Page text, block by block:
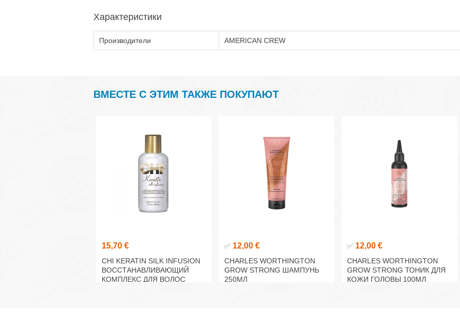
Характеристики
Производители AMERICAN CREW
ВМЕСТЕ С ЭТИМ ТАКЖЕ ПОКУПАЮТ
15,70 €
CHI KERATIN SILK INFUSION
ВОССТАНАВЛИВАЮЩИЙ
КОМПЛЕКС ДЛЯ ВОЛОС
✅ 12,00 €
CHARLES WORTHINGTON
GROW STRONG ШАМПУНЬ
250МЛ
✅ 12,00 €
CHARLES WORTHINGTON
GROW STRONG ТОНИК ДЛЯ
КОЖИ ГОЛОВЫ 100МЛ